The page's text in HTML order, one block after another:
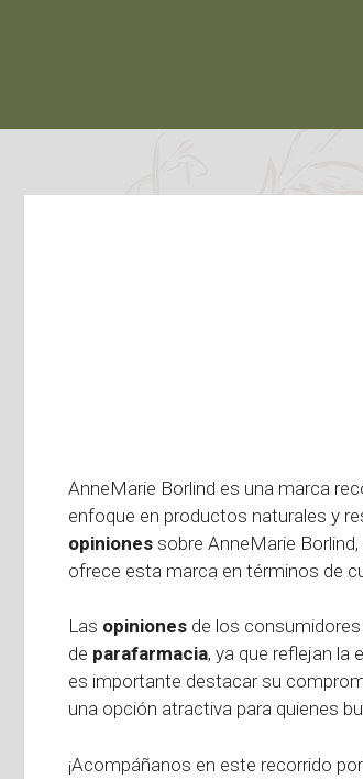
AnneMarie Borlind es una marca
enfoque en productos naturales y
opiniones sobre AnneMarie
ofrece esta marca en términos de
Las opiniones de los
de parafarmacia, ya que reflejan la
es importante destacar su
una opción atractiva para quienes
¡Acompáñanos en este recorrido